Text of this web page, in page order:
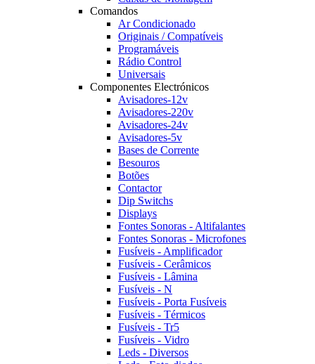
Comandos
Ar Condicionado
Originais / Compatíveis
Programáveis
Rádio Control
Universais
Componentes Electrónicos
Avisadores-12v
Avisadores-220v
Avisadores-24v
Avisadores-5v
Bases de Corrente
Besouros
Botões
Contactor
Dip Switchs
Displays
Fontes Sonoras - Altifalantes
Fontes Sonoras - Microfones
Fusíveis - Amplificador
Fusíveis - Cerâmicos
Fusíveis - Lâmina
Fusíveis - N
Fusíveis - Porta Fusíveis
Fusíveis - Térmicos
Fusíveis - Tr5
Fusíveis - Vidro
Leds - Diversos